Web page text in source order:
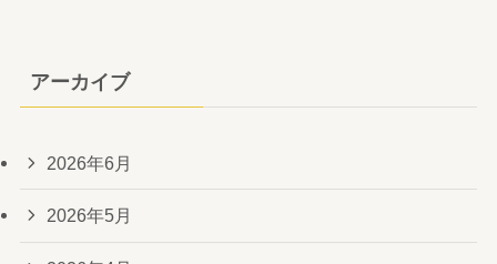
アーカイブ
2026年6月
2026年5月